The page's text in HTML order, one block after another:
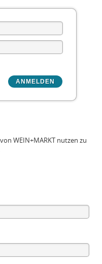
WEIN+MARKT nutzen zu